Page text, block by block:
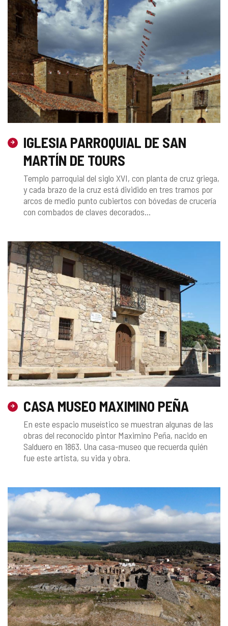
IGLESIA PARROQUIAL DE SAN
MARTÍN DE TOURS
Templo parroquial del siglo XVI, con planta de cruz griega,
y cada brazo de la cruz está dividido en tres tramos por
arcos de medio punto cubiertos con bóvedas de crucería
con combados de claves decorados...
CASA MUSEO MAXIMINO PEÑA
En este espacio museístico se muestran algunas de las
obras del reconocido pintor Maximino Peña, nacido en
Salduero en 1863. Una casa-museo que recuerda quién
fue este artista, su vida y obra.